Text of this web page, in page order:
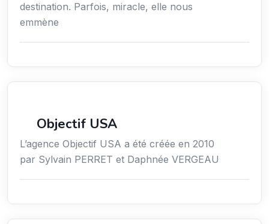
destination. Parfois, miracle, elle nous
emmène
Objectif USA
L’agence Objectif USA a été créée en 2010
par Sylvain PERRET et Daphnée VERGEAU